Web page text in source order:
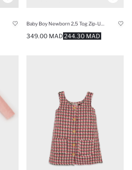
Baby Boy Newborn 2,5 Tog Zip-Up Patterned Cotton Sleeping Jumpsuit
244.30 MAD
349.00 MAD